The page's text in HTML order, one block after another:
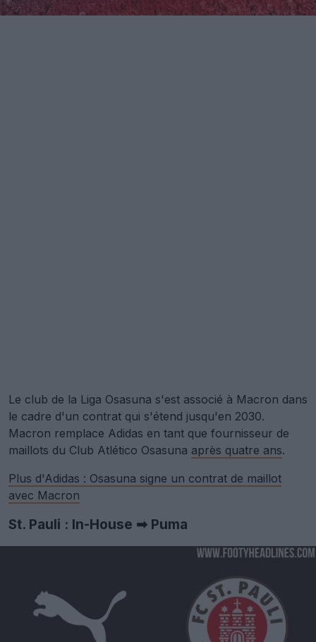
Le club de la Liga Osasuna s'est associé à Macron dans
le cadre d'un contrat qui s'étend jusqu'en 2030.
Macron remplace Adidas en tant que fournisseur de
maillots du Club Atlético Osasuna après quatre ans.
Plus d'Adidas : Osasuna signe un contrat de maillot
avec Macron
St. Pauli : In-House ➡ Puma